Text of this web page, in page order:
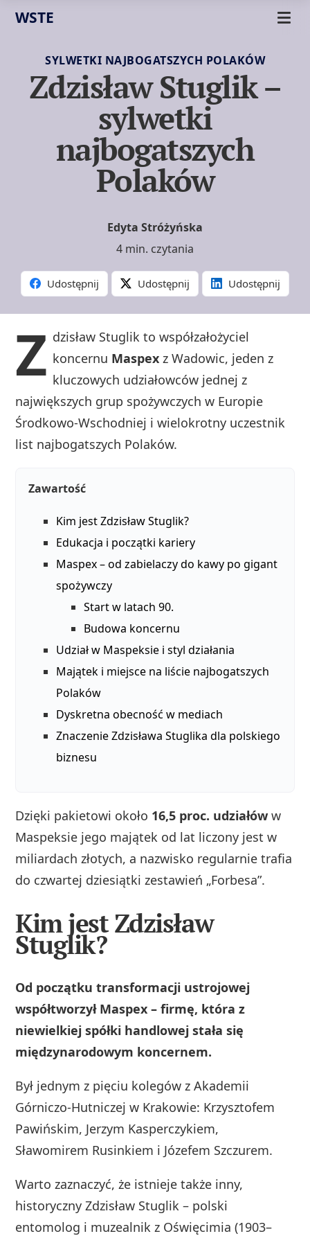
WSTE
SYLWETKI NAJBOGATSZYCH POLAKÓW
Zdzisław Stuglik –
sylwetki
najbogatszych
Polaków
Edyta Stróżyńska
4 min. czytania
Udostępnij Udostępnij Udostępnij
Z dzisław Stuglik to współzałożyciel
koncernu Maspex z Wadowic, jeden z
kluczowych udziałowców jednej z
największych grup spożywczych w Europie
Środkowo‑Wschodniej i wielokrotny uczestnik
list najbogatszych Polaków.
Zawartość
Kim jest Zdzisław Stuglik?
Edukacja i początki kariery
Maspex – od zabielaczy do kawy po gigant
spożywczy
Start w latach 90.
Budowa koncernu
Udział w Maspeksie i styl działania
Majątek i miejsce na liście najbogatszych
Polaków
Dyskretna obecność w mediach
Znaczenie Zdzisława Stuglika dla polskiego
biznesu
Dzięki pakietowi około 16,5 proc. udziałów w
Maspeksie jego majątek od lat liczony jest w
miliardach złotych, a nazwisko regularnie trafia
do czwartej dziesiątki zestawień „Forbesa”.
Kim jest Zdzisław
Stuglik?
Od początku transformacji ustrojowej
współtworzył Maspex – firmę, która z
niewielkiej spółki handlowej stała się
międzynarodowym koncernem.
Był jednym z pięciu kolegów z Akademii
Górniczo‑Hutniczej w Krakowie: Krzysztofem
Pawińskim, Jerzym Kasperczykiem,
Sławomirem Rusinkiem i Józefem Szczurem.
Warto zaznaczyć, że istnieje także inny,
historyczny Zdzisław Stuglik – polski
entomolog i muzealnik z Oświęcimia (1903–